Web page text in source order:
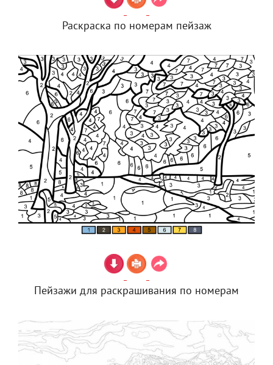
Раскраска по номерам пейзаж
Пейзажи для раскрашивания по номерам